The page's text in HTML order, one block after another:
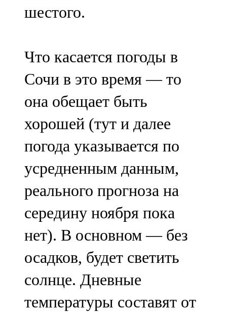
шестого.
Что касается погоды в
Сочи в это время — то
она обещает быть
хорошей (тут и далее
погода указывается по
усредненным данным,
реального прогноза на
середину ноября пока
нет). В основном — без
осадков, будет светить
солнце. Дневные
температуры составят от